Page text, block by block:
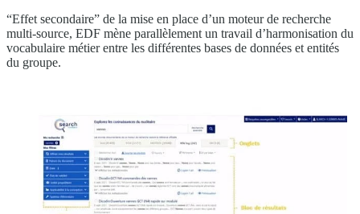
“Effet secondaire” de la mise en place d’un moteur de recherche
multi-source, EDF mène parallèlement un travail d’harmonisation du
vocabulaire métier entre les différentes bases de données et entités
du groupe.